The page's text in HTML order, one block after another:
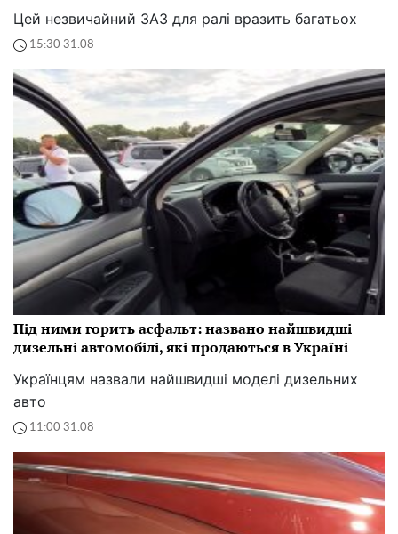
Цей незвичайний ЗАЗ для ралі вразить багатьох
15:30 31.08
Під ними горить асфальт: названо найшвидші
дизельні автомобілі, які продаються в Україні
Українцям назвали найшвидші моделі дизельних
авто
11:00 31.08